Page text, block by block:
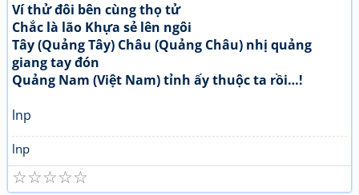
Ví thử đôi bên cùng thọ tử
Chắc là lão Khựa sẻ lên ngôi
Tây (Quảng Tây) Châu (Quảng Châu) nhị quảng
giang tay đón
Quảng Nam (Việt Nam) tỉnh ấy thuộc ta rồi…!
lnp
lnp
☆
☆
☆
☆
☆